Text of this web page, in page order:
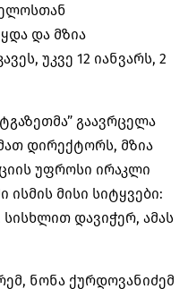
და მზია
უკვე 12 იანვარს, 2
გაავრცელა
დირექტორს, მზია
უფროსი ირაკლი
ისმის მისი სიტყვები:
დავიჭერ, ამას
ნონა ქურდოვანიძემ